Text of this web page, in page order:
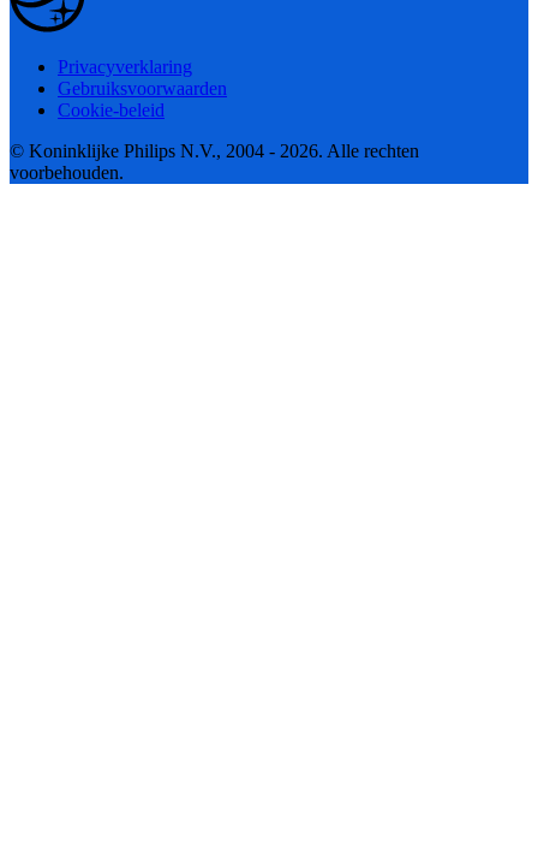
Privacyverklaring
Gebruiksvoorwaarden
Cookie-beleid
© Koninklijke Philips N.V., 2004 - 2026. Alle rechten
voorbehouden.